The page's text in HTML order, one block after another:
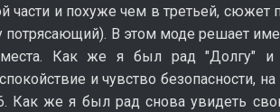
части и похуже чем в третьей, сюжет
В этом моде решает
места. Как же я был рад "Долгу"
и чувство безопасности,
Как же я был рад снова увидеть